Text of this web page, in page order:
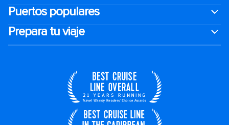
Puertos populares
Prepara tu viaje